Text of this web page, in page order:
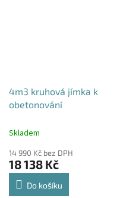
4m3 kruhová jímka k
obetonování
Skladem
14 990 Kč bez DPH
18 138 Kč
Do košíku